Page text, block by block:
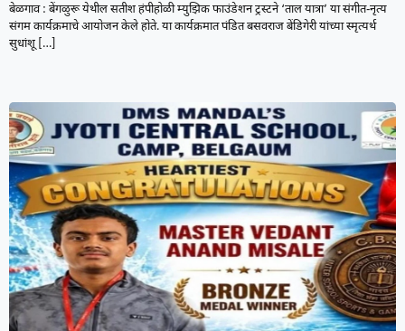
बेळगाव : बेंगळुरू येथील सतीश हंपीहोळी म्युझिक फाउंडेशन ट्रस्टने ‘ताल यात्रा’ या संगीत-नृत्य
संगम कार्यक्रमाचे आयोजन केले होते. या कार्यक्रमात पंडित बसवराज बेंडिगेरी यांच्या स्मृत्यर्थ
सुधांशू […]